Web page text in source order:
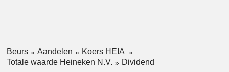
Beurs Aandelen
Koers HEIA
Totale waarde Heineken N.V.
Dividend